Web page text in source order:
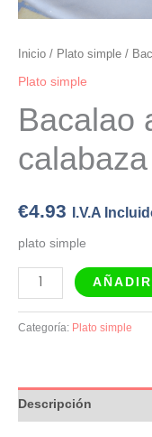
Inicio / Plato simple /
Plato simple
Bacalao
€4.93 I.V.A
plato simple
Categoría: Plato simple
Descripción